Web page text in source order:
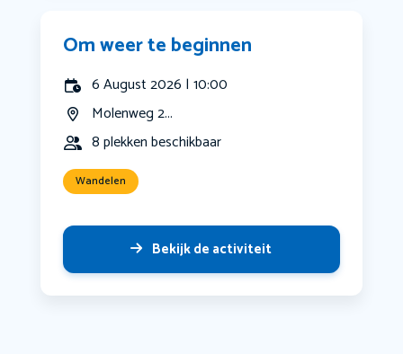
Om weer te beginnen
6 August 2026 | 10:00
Molenweg 2...
8 plekken beschikbaar
Wandelen
Bekijk de activiteit